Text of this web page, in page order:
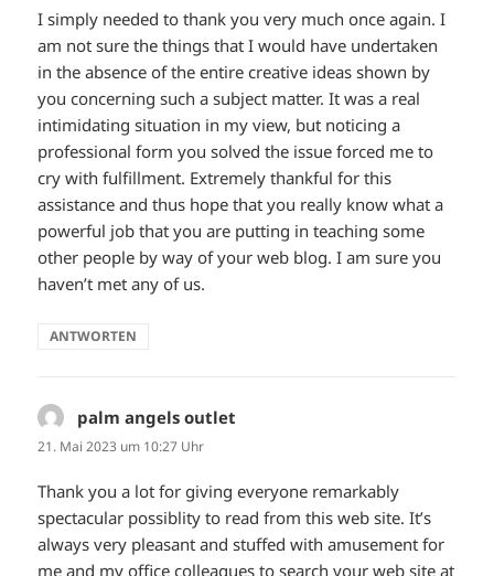
I simply needed to thank you very much once again. I
am not sure the things that I would have undertaken
in the absence of the entire creative ideas shown by
you concerning such a subject matter. It was a real
intimidating situation in my view, but noticing a
professional form you solved the issue forced me to
cry with fulfillment. Extremely thankful for this
assistance and thus hope that you really know what a
powerful job that you are putting in teaching some
other people by way of your web blog. I am sure you
haven’t met any of us.
ANTWORTEN
palm angels outlet
21. Mai 2023 um 10:27 Uhr
Thank you a lot for giving everyone remarkably
spectacular possiblity to read from this web site. It’s
always very pleasant and stuffed with amusement for
me and my office colleagues to search your web site at